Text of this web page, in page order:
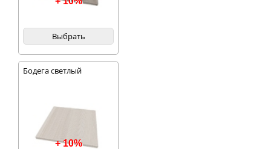
первыми. Самая
просторными
открытыми полками
и двумя
шкафчиками. На
стеклянные фасады
геометрическим
орнаментом, все
дверцы обрамлены в
рамки из МДФ,
Выбрать
Бодега светлый
+ 10%